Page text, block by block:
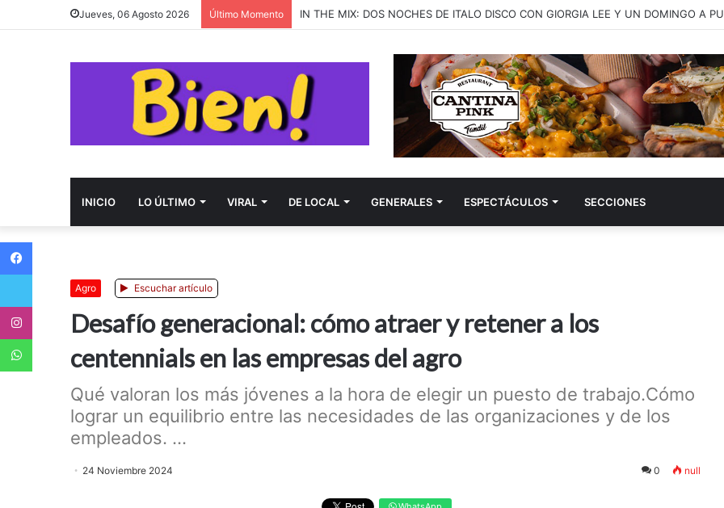
Jueves, 06 Agosto 2026 Último Momento almost monday presenta “better late than never”, una canción sobre las segundas
INICIO LO ÚLTIMO VIRAL DE LOCAL GENERALES ESPECTÁCULOS SECCIONES
Agro Escuchar artículo
Desafío generacional: cómo atraer y retener a los
centennials en las empresas del agro
Qué valoran los más jóvenes a la hora de elegir un puesto de trabajo.Cómo
lograr un equilibrio entre las necesidades de las organizaciones y de los
empleados. ...
24 Noviembre 2024 0 null